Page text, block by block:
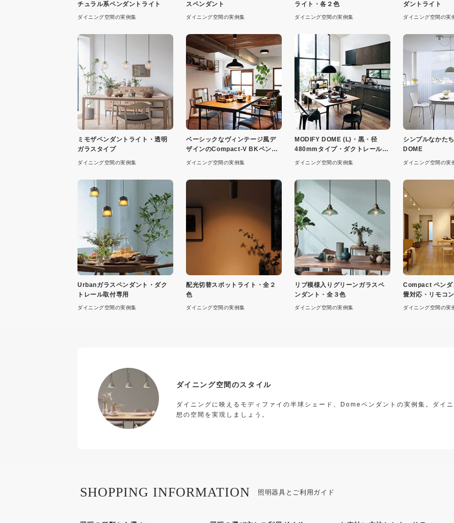
チュラル系ペンダントライト
ダイニング空間の実例集
スペンダント
ダイニング空間の実例集
ライト・各２色
ダイニング空間の実例集
ダントライト
ダイニング空間の実
ミモザペンダントライト・透明
ガラスタイプ
ダイニング空間の実例集
ベーシックなヴィンテージ風デ
ザインのCompact-V BKペンダ
ント
ダイニング空間の実例集
MODIFY DOME (L)・黒・径
480mmタイプ・ダクトレール専
用
ダイニング空間の実例集
シンプルなかた
DOME
ダイニング空間の実
Urbanガラスペンダント・ダク
トレール取付専用
ダイニング空間の実例集
配光切替スポットライト・全２
色
ダイニング空間の実例集
リブ模様入りグリーンガラスペ
ンダント・全３色
ダイニング空間の実例集
Compact ペンダ
畳対応・リモコ
ダイニング空間の実
ダイニング空間のスタイル
ダイニングに映えるモディファイの半球シェード、Domeペンダントの実例集。ダイ
想の空間を実現しましょう。
照明器具とご利用ガイド
SHOPPING INFORMATION